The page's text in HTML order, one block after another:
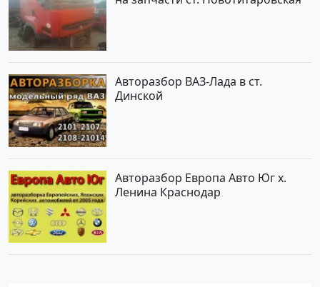
Авторазбор ВАЗ-Лада в ст.
Динской
Авторазбор Европа Авто Юг х.
Ленина Краснодар